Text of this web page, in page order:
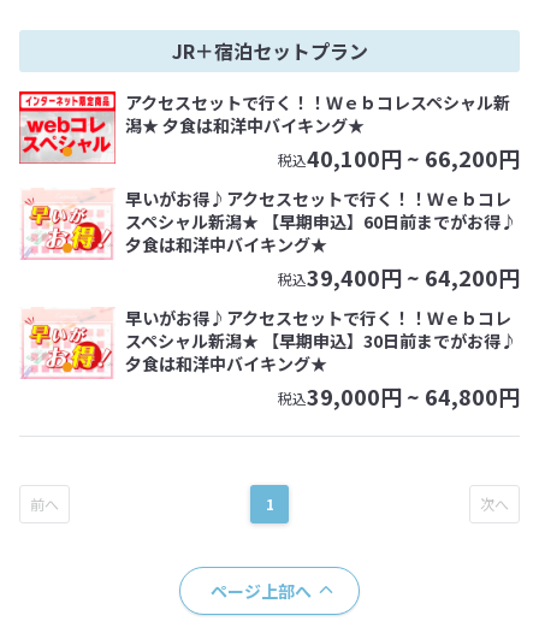
JR＋宿泊セットプラン
アクセスセットで行く！！Ｗｅｂコレスペシャル新
潟★ 夕食は和洋中バイキング★
税込40,100円 ~ 66,200円
早いがお得♪アクセスセットで行く！！Ｗｅｂコレ
スペシャル新潟★ 【早期申込】60日前までがお得♪
夕食は和洋中バイキング★
税込39,400円 ~ 64,200円
早いがお得♪アクセスセットで行く！！Ｗｅｂコレ
スペシャル新潟★ 【早期申込】30日前までがお得♪
夕食は和洋中バイキング★
税込39,000円 ~ 64,800円
1
ページ上部へ